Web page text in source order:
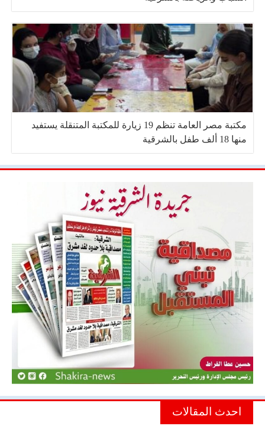
مكتبة مصر العامة تنظم 19 زيارة للمكتبة المتنقلة يستفيد
منها 18 ألف طفل بالشرقية
احدث المقالات